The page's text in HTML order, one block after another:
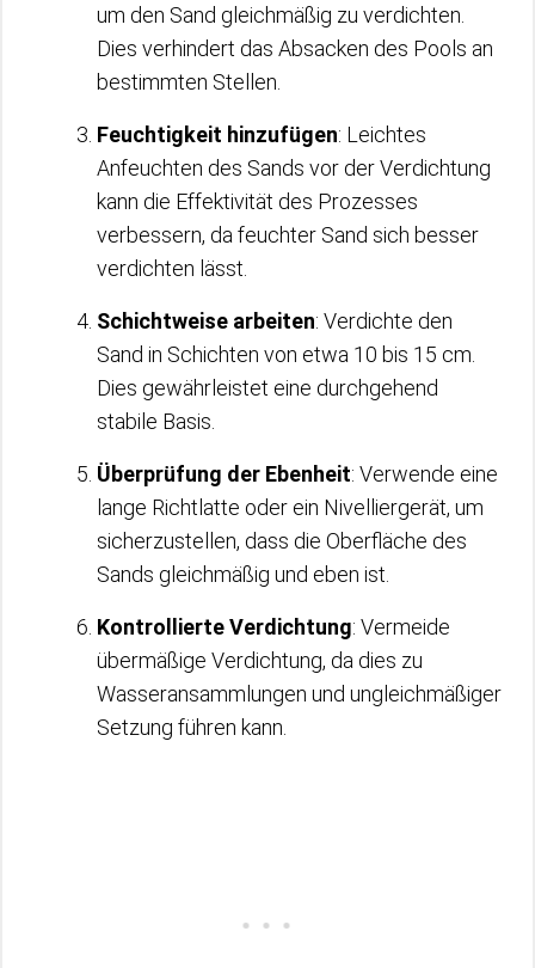
um den Sand gleichmäßig zu verdichten.
Dies verhindert das Absacken des Pools an
bestimmten Stellen.
Feuchtigkeit hinzufügen: Leichtes
Anfeuchten des Sands vor der Verdichtung
kann die Effektivität des Prozesses
verbessern, da feuchter Sand sich besser
verdichten lässt.
Schichtweise arbeiten: Verdichte den
Sand in Schichten von etwa 10 bis 15 cm.
Dies gewährleistet eine durchgehend
stabile Basis.
Überprüfung der Ebenheit: Verwende eine
lange Richtlatte oder ein Nivelliergerät, um
sicherzustellen, dass die Oberfläche des
Sands gleichmäßig und eben ist.
Kontrollierte Verdichtung: Vermeide
übermäßige Verdichtung, da dies zu
Wasseransammlungen und ungleichmäßiger
Setzung führen kann.